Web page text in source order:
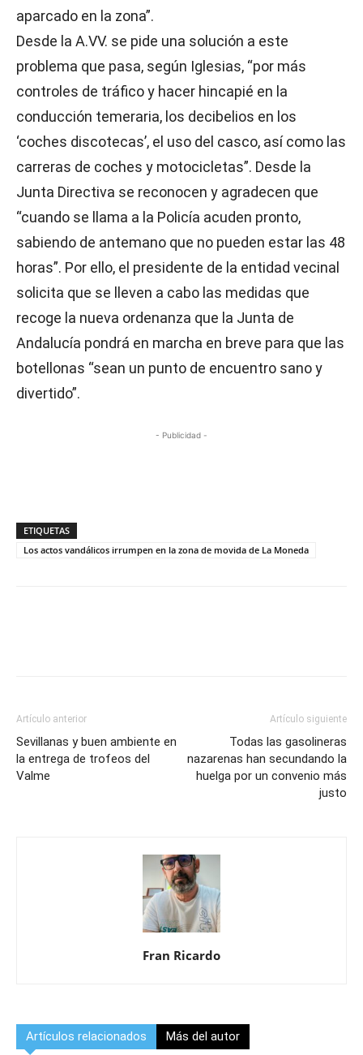
aparcado en la zona”.
Desde la A.VV. se pide una solución a este
problema que pasa, según Iglesias, “por más
controles de tráfico y hacer hincapié en la
conducción temeraria, los decibelios en los
‘coches discotecas’, el uso del casco, así como las
carreras de coches y motocicletas”. Desde la
Junta Directiva se reconocen y agradecen que
“cuando se llama a la Policía acuden pronto,
sabiendo de antemano que no pueden estar las 48
horas”. Por ello, el presidente de la entidad vecinal
solicita que se lleven a cabo las medidas que
recoge la nueva ordenanza que la Junta de
Andalucía pondrá en marcha en breve para que las
botellonas “sean un punto de encuentro sano y
divertido”.
- Publicidad -
ETIQUETAS
Los actos vandálicos irrumpen en la zona de movida de La Moneda
Artículo anterior
Sevillanas y buen ambiente en
la entrega de trofeos del
Valme
Artículo siguiente
Todas las gasolineras
nazarenas han secundando la
huelga por un convenio más
justo
Fran Ricardo
Artículos relacionados Más del autor